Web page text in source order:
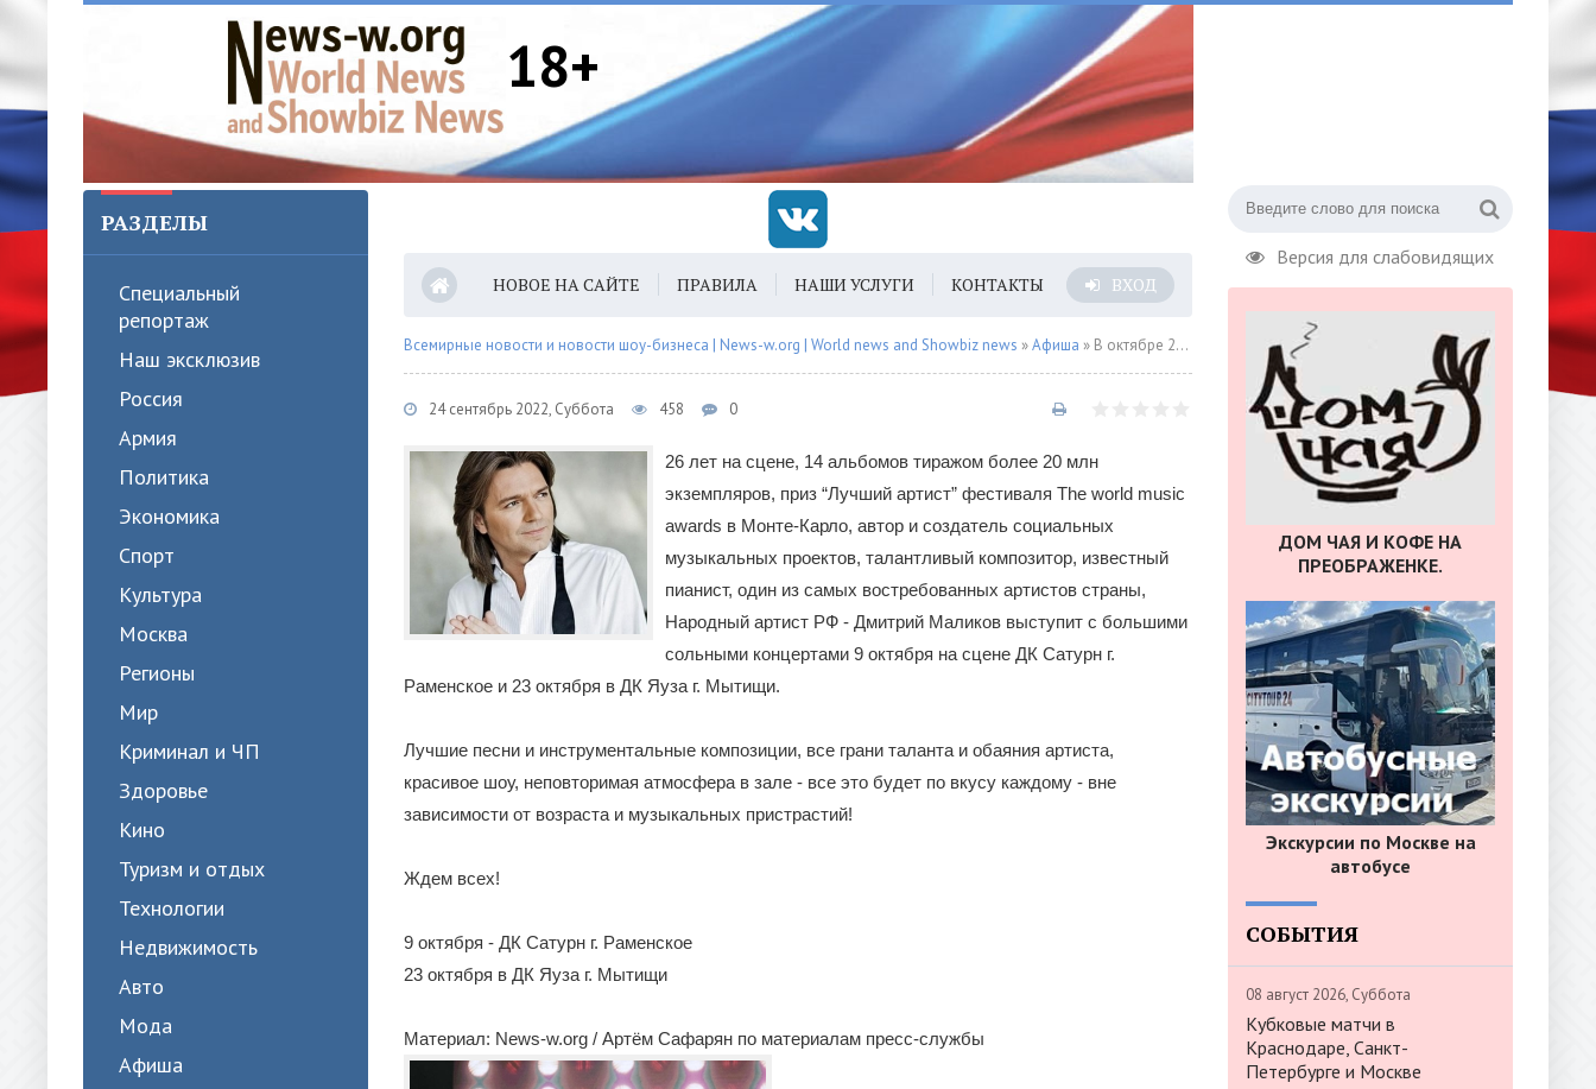
18+
Версия для слабовидящих
РАЗДЕЛЫ
Специальный
репортаж
Наш эксклюзив
Россия
Армия
Политика
Экономика
Спорт
Культура
Москва
Регионы
Мир
Криминал и ЧП
Здоровье
Кино
Туризм и отдых
Технологии
Недвижимость
Авто
Мода
Афиша
НОВОЕ НА САЙТЕ ПРАВИЛА НАШИ УСЛУГИ КОНТАКТЫ ВХОД
Всемирные новости и новости шоу-бизнеса | News-w.org | World news and Showbiz news »Афиша » В октябре 2022 года Дмитрий Маликов с концертами в Московской области
24 сентябрь 2022, Суббота 458 0
26 лет на сцене, 14 альбомов тиражом более 20 млн
экземпляров, приз “Лучший артист” фестиваля The world music
awards в Монте-Карло, автор и создатель социальных
музыкальных проектов, талантливый композитор, известный
пианист, один из самых востребованных артистов страны,
Народный артист РФ - Дмитрий Маликов выступит с большими
сольными концертами 9 октября на сцене ДК Сатурн г.
Раменское и 23 октября в ДК Яуза г. Мытищи.
Лучшие песни и инструментальные композиции, все грани таланта и обаяния артиста,
красивое шоу, неповторимая атмосфера в зале - все это будет по вкусу каждому - вне
зависимости от возраста и музыкальных пристрастий!
Ждем всех!
9 октября - ДК Сатурн г. Раменское
23 октября в ДК Яуза г. Мытищи
Материал: News-w.org / Артём Сафарян по материалам пресс-службы
ДОМ ЧАЯ И КОФЕ НА
ПРЕОБРАЖЕНКЕ.
Экскурсии по Москве на
автобусе
СОБЫТИЯ
08 август 2026, Суббота
Кубковые матчи в
Краснодаре, Санкт-
Петербурге и Москве